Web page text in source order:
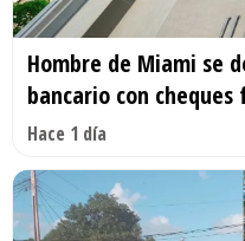
Hombre de Miami se
bancario con
Hace 1 día